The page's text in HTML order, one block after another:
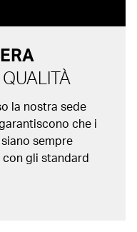
la nostra sede
che i
sempre
gli standard